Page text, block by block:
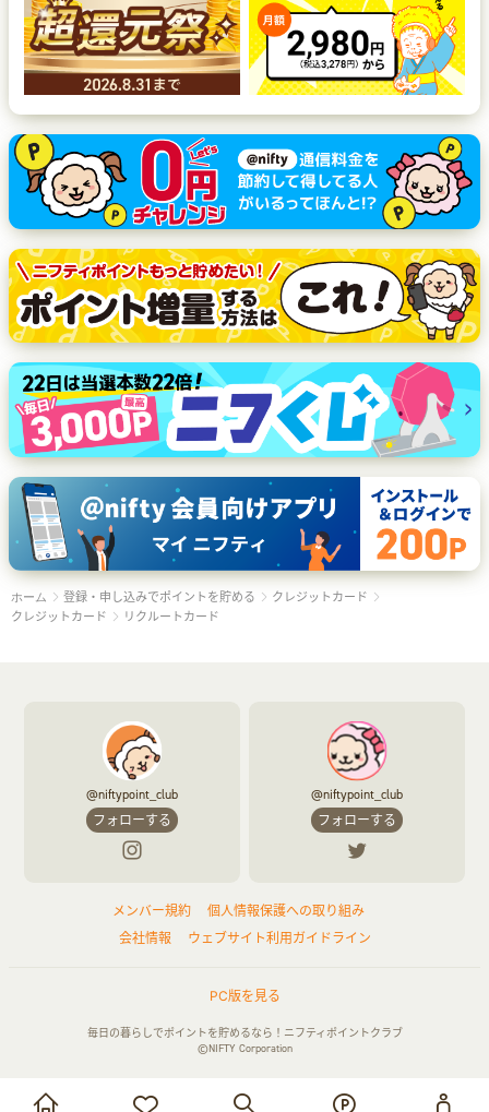
お買い物・サービス利用で貯める
ホーム 登録・申し込みでポイントを貯める
クレジットカード
クレジットカード
リクルートカード
@niftypoint_club
フォローする
@niftypoint_club
フォローする
メンバー規約
個人情報保護への取り組み
会社情報
ウェブサイト利用ガイドライン
PC版を見る
毎日の暮らしでポイントを貯めるなら！ニフティポイントクラブ
©NIFTY Corporation